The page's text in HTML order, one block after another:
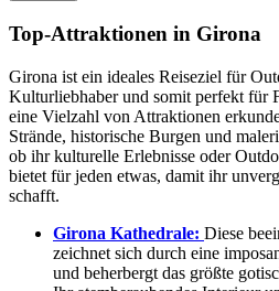
Top-Attraktionen in Girona
Girona ist ein ideales Reiseziel für
Kulturliebhaber und somit perfekt für
eine Vielzahl von Attraktionen
Strände, historische Burgen und
ob ihr kulturelle Erlebnisse oder
bietet für jeden etwas, damit ihr
schafft.
Girona Kathedrale: Diese
zeichnet sich durch eine
und beherbergt das größte